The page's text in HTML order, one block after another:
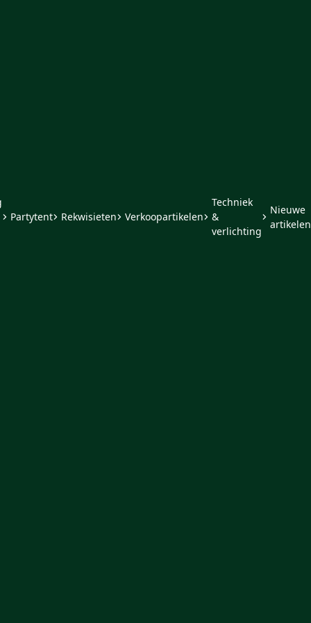
Partytent
Rekwisieten Verkoopartikelen
Techniek
&
verlichting
Nieuwe
artikelen